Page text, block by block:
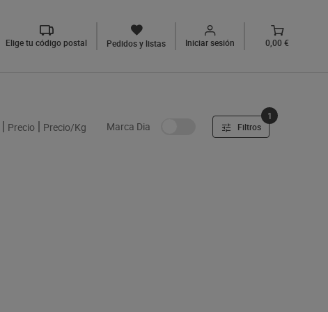
Elige tu código postal Pedidos y listas Iniciar sesión 0,00 €
Precio Precio/Kg Marca Dia Filtros
1